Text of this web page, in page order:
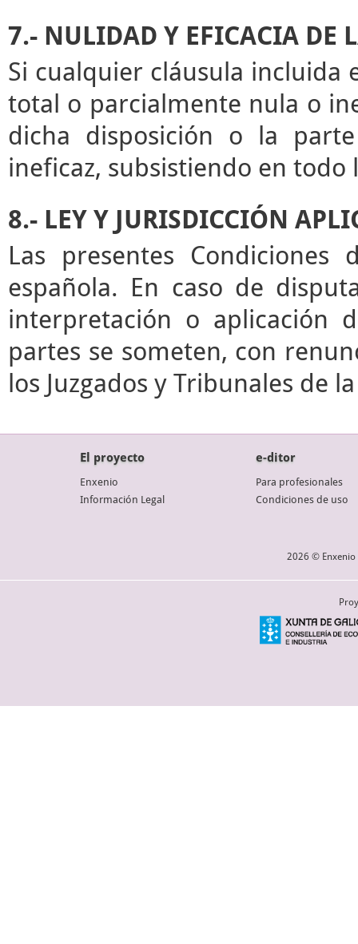
7.- NULIDAD Y EFICACIA DE
Si cualquier cláusula incluida
total o parcialmente nula o
dicha disposición o la
ineficaz, subsistiendo en todo
8.- LEY Y JURISDICCIÓN
Las presentes
española. En caso de
interpretación o aplicación
partes se someten, con
los Juzgados y Tribunales de
El proyecto
Enxenio
Información Legal
e-ditor
Para profesionales
Condiciones de uso
2026 © Enxenio